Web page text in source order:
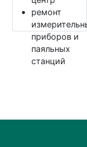
ремонт
приборов и
паяльных
станций